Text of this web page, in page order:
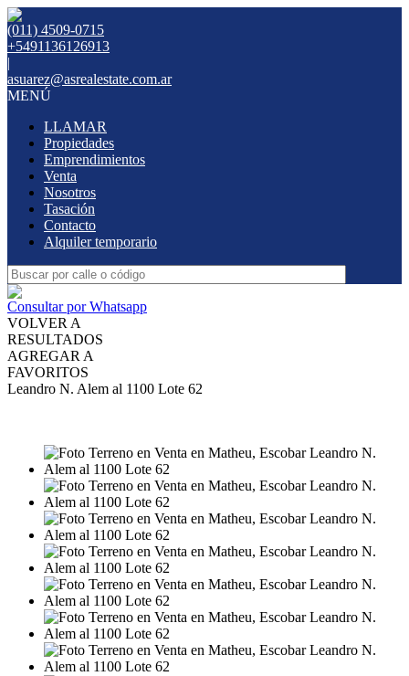
(011) 4509-0715
+5491136126913
|
asuarez@asrealestate.com.ar
MENÚ
LLAMAR
Propiedades
Emprendimientos
Venta
Nosotros
Tasación
Contacto
Alquiler temporario
Consultar por Whatsapp
VOLVER A
RESULTADOS
AGREGAR A
FAVORITOS
Leandro N. Alem al 1100 Lote 62